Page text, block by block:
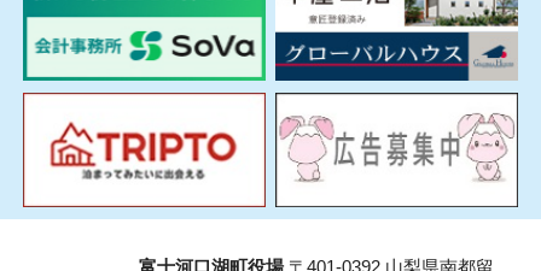
富士河口湖町役場〒401-0392 山梨県南都留